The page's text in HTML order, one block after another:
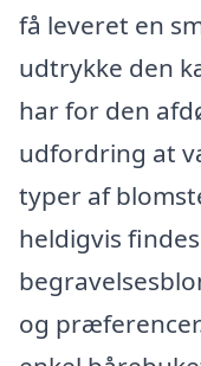
få leveret en
udtrykke den
har for den
udfordring at
typer af
heldigvis
og